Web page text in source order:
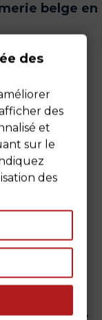
belge en
:
des
des
et
sur le
des